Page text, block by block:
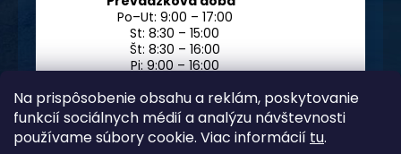
Na prispôsobenie obsahu a reklám, poskytovanie
funkcií sociálnych médií a analýzu návštevnosti
používame súbory cookie. Viac informácií tu.
Po–Ut: 9:00 – 17:00
St: 8:30 – 15:00
Št: 8:30 – 16:00
Pi: 9:00 – 16:00